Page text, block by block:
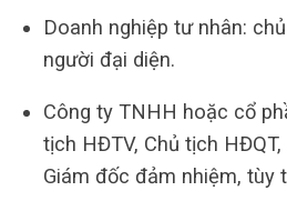
Doanh nghiệp tư nhân:
người đại diện.
Công ty TNHH hoặc cổ
tịch HĐTV, Chủ tịch
Giám đốc đảm nhiệm, tùy